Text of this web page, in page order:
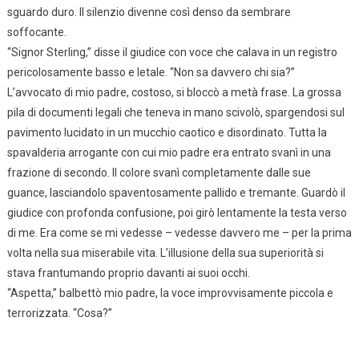
sguardo duro. Il silenzio divenne così denso da sembrare
soffocante.
“Signor Sterling,” disse il giudice con voce che calava in un registro
pericolosamente basso e letale. “Non sa davvero chi sia?”
L’avvocato di mio padre, costoso, si bloccò a metà frase. La grossa
pila di documenti legali che teneva in mano scivolò, spargendosi sul
pavimento lucidato in un mucchio caotico e disordinato. Tutta la
spavalderia arrogante con cui mio padre era entrato svanì in una
frazione di secondo. Il colore svanì completamente dalle sue
guance, lasciandolo spaventosamente pallido e tremante. Guardò il
giudice con profonda confusione, poi girò lentamente la testa verso
di me. Era come se mi vedesse – vedesse davvero me – per la prima
volta nella sua miserabile vita. L’illusione della sua superiorità si
stava frantumando proprio davanti ai suoi occhi.
“Aspetta,” balbettò mio padre, la voce improvvisamente piccola e
terrorizzata. “Cosa?”